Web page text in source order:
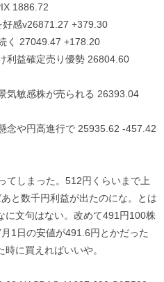
1886.72
感v26871.27 +379.30
く 27049.47 +178.20
利益確定売り優勢 26804.60
気敏感株が売られる 26393.04
念や円高進行で 25935.62 -457.42
てしまった。512円くらいまで上
と数千円利益が出たのにな。とは
に文句はない。改めて491円100株
1日の安値が491.6円とかだった
に買えればいいや。